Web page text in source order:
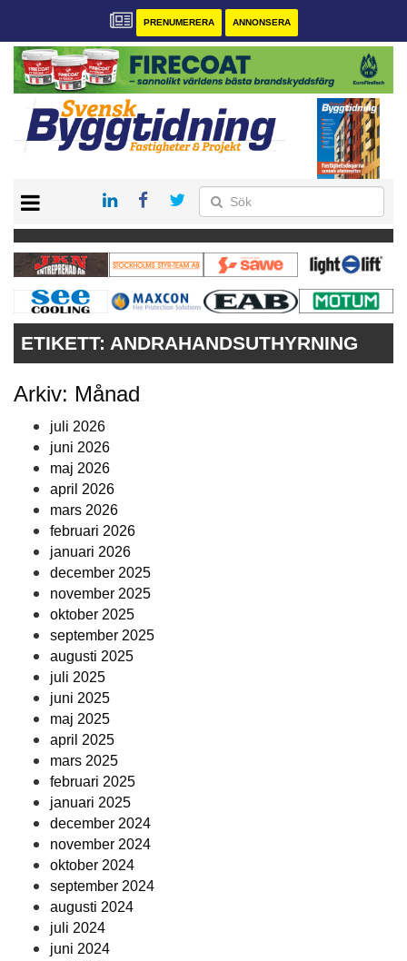
PRENUMERERA ANNONSERA
PRENUMERERA
VÅRA ANDRA MAGASIN
ANNONSERA
KONTAKT
ETIKETT: ANDRAHANDSUTHYRNING
Arkiv: Månad
juli 2026
juni 2026
maj 2026
april 2026
mars 2026
februari 2026
januari 2026
december 2025
november 2025
oktober 2025
september 2025
augusti 2025
juli 2025
juni 2025
maj 2025
april 2025
mars 2025
februari 2025
januari 2025
december 2024
november 2024
oktober 2024
september 2024
augusti 2024
juli 2024
juni 2024